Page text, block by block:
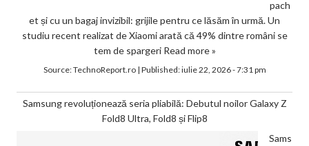
pach
et și cu un bagaj invizibil: grijile pentru ce lăsăm în urmă. Un
studiu recent realizat de Xiaomi arată că 49% dintre români se
tem de spargeri Read more »
Source:TechnoReport.ro| Published:iulie 22, 2026 - 7:31 pm
Samsung revoluționează seria pliabilă: Debutul noilor Galaxy Z
Fold8 Ultra, Fold8 și Flip8
Sams